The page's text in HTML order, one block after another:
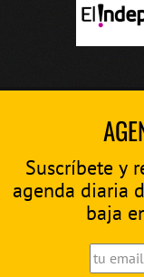
Suscríbete y
agenda diaria
baja